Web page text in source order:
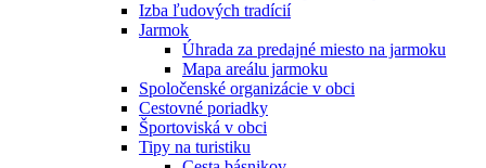
Izba ľudových tradícií
Jarmok
Úhrada za predajné miesto na jarmoku
Mapa areálu jarmoku
Spoločenské organizácie v obci
Cestovné poriadky
Športoviská v obci
Tipy na turistiku